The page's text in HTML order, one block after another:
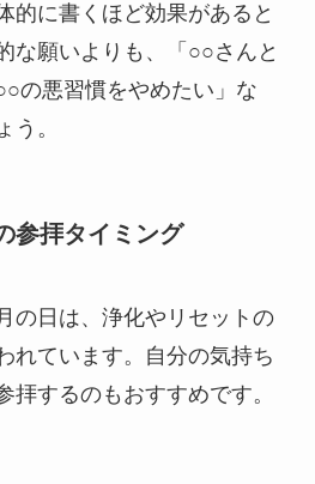
的に書くほど効果があると
な願いよりも、「○○さんと
の悪習慣をやめたい」な
う。
参拝タイミング
の日は、浄化やリセットの
れています。自分の気持ち
拝するのもおすすめです。